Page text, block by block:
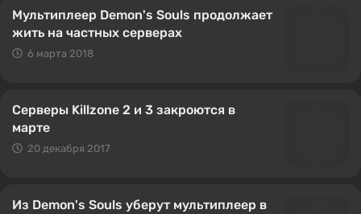
Мультиплеер Demon's Souls продолжает
жить на частных серверах
6 марта 2018
Серверы Killzone 2 и 3 закроются в
марте
20 декабря 2017
Из Demon's Souls уберут мультиплеер в